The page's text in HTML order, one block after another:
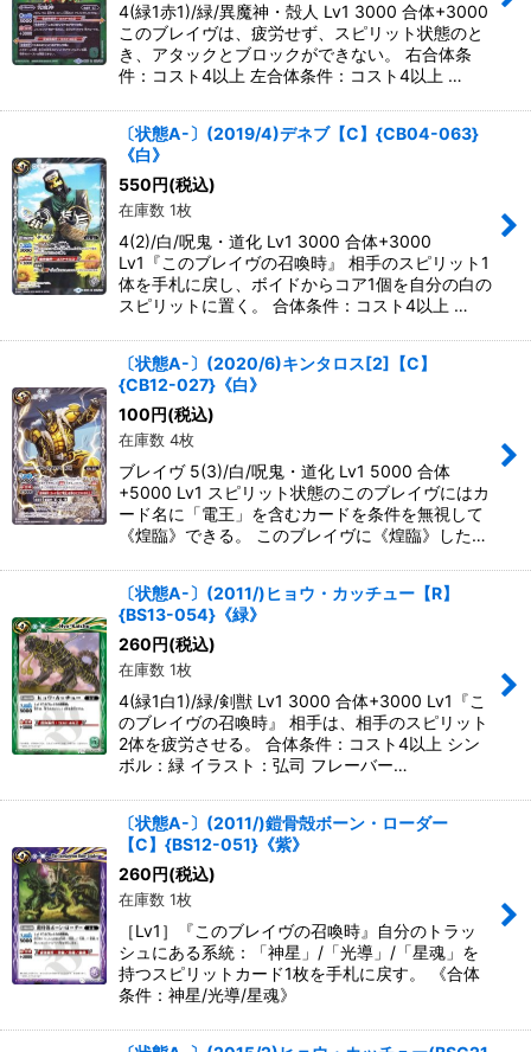
4(緑1赤1)/緑/異魔神・殻人 Lv1 3000 合体+3000
このブレイヴは、疲労せず、スピリット状態のと
き、アタックとブロックができない。 右合体条
件：コスト4以上 左合体条件：コスト4以上 …
〔状態A-〕(2019/4)デネブ【C】{CB04-063}
《白》
550 円(税込)
在庫数 1枚
4(2)/白/呪鬼・道化 Lv1 3000 合体+3000
Lv1『このブレイヴの召喚時』 相手のスピリット1
体を手札に戻し、ボイドからコア1個を自分の白の
スピリットに置く。 合体条件：コスト4以上 …
〔状態A-〕(2020/6)キンタロス[2]【C】
{CB12-027}《白》
100 円(税込)
在庫数 4枚
ブレイヴ 5(3)/白/呪鬼・道化 Lv1 5000 合体
+5000 Lv1 スピリット状態のこのブレイヴにはカ
ード名に「電王」を含むカードを条件を無視して
《煌臨》できる。 このブレイヴに《煌臨》した…
〔状態A-〕(2011/)ヒョウ・カッチュー【R】
{BS13-054}《緑》
260 円(税込)
在庫数 1枚
4(緑1白1)/緑/剣獣 Lv1 3000 合体+3000 Lv1『こ
のブレイヴの召喚時』 相手は、相手のスピリット
2体を疲労させる。 合体条件：コスト4以上 シン
ボル：緑 イラスト：弘司 フレーバー…
〔状態A-〕(2011/)鎧骨殻ボーン・ローダー
【C】{BS12-051}《紫》
260 円(税込)
在庫数 1枚
［Lv1］『このブレイヴの召喚時』自分のトラッ
シュにある系統：「神星」/「光導」/「星魂」を
持つスピリットカード1枚を手札に戻す。 《合体
条件：神星/光導/星魂》